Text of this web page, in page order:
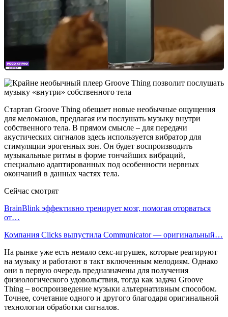
Стартап Groove Thing обещает новые необычные ощущения
для меломанов, предлагая им послушать музыку внутри
собственного тела. В прямом смысле – для передачи
акустических сигналов здесь используется вибратор для
стимуляции эрогенных зон. Он будет воспроизводить
музыкальные ритмы в форме тончайших вибраций,
специально адаптированных под особенности нервных
окончаний в данных частях тела.
Сейчас смотрят
BrainBlink эффективно тренирует мозг, помогая оторваться
от…
Компания Clicks выпустила Communicator — оригинальный…
На рынке уже есть немало секс-игрушек, которые реагируют
на музыку и работают в такт включенным мелодиям. Однако
они в первую очередь предназначены для получения
физиологического удовольствия, тогда как задача Groove
Thing – воспроизведение музыки альтернативным способом.
Точнее, сочетание одного и другого благодаря оригинальной
технологии обработки сигналов.